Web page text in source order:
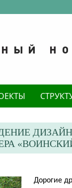
Дорогие